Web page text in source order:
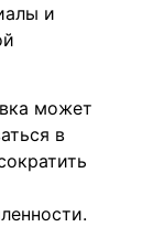
и
может
в